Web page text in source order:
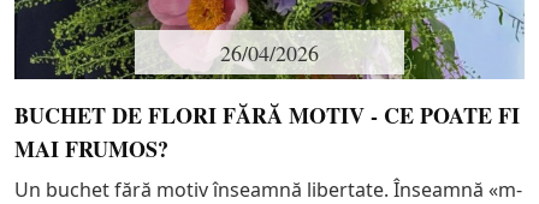
26/04/2026
BUCHET DE FLORI FĂRĂ MOTIV - CE POATE FI
MAI FRUMOS?
Un buchet fără motiv înseamnă libertate. Înseamnă «m-